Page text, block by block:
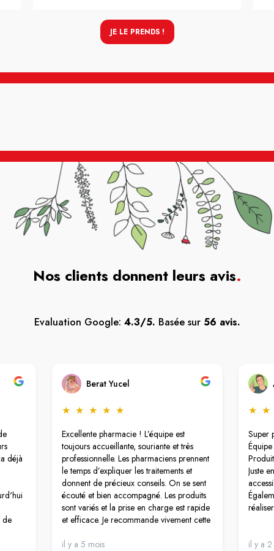
JE LE PRENDS !
Nos clients donnent leurs avis.
Evaluation Google: 4.3/5. Basée sur 56 avis.
déjà
de
Berat Yucel
★ ★ ★ ★ ★
Excellente pharmacie ! L’équipe est
toujours accueillante, souriante et très
professionnelle. Les pharmaciens prennent
le temps d’expliquer les traitements et
donnent de précieux conseils. On se sent
écouté et bien accompagné. Les produits
sont variés et la prise en charge est rapide
et efficace. Je recommande vivement cette
gentillesse.
il y a 5 mois
★ ★
Super
Juste
il y a